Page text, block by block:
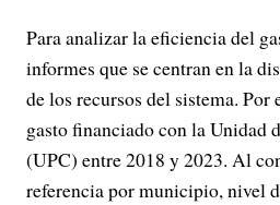
Para analizar la eficiencia del
informes que se centran en la
de los recursos del sistema.
gasto financiado con la Unidad
(UPC) entre 2018 y 2023. Al
referencia por municipio, nivel